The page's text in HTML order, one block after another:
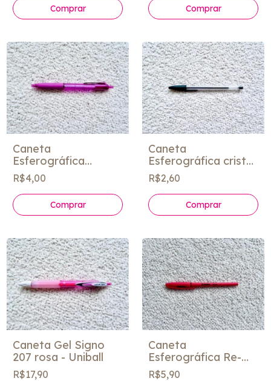
Comprar
Caneta
Esferográfica
Kilometrica 300 rosa
- Paper Mate
R$4,00
Caneta
Esferográfica cristal
BIC
R$2,60
Comprar
Caneta Gel Signo
207 rosa - Uniball
R$17,90
Caneta
Esferográfica Re-
Liner - Stabilo
R$5,90